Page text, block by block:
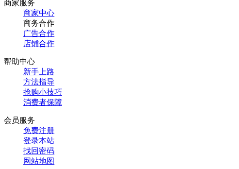
商家服务
商家中心
商务合作
广告合作
店铺合作
帮助中心
新手上路
方法指导
抢购小技巧
消费者保障
会员服务
免费注册
登录本站
找回密码
网站地图